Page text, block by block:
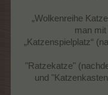
„Wolkenreihe
man
„Katzenspielplatz“
"Ratzekatze"
und